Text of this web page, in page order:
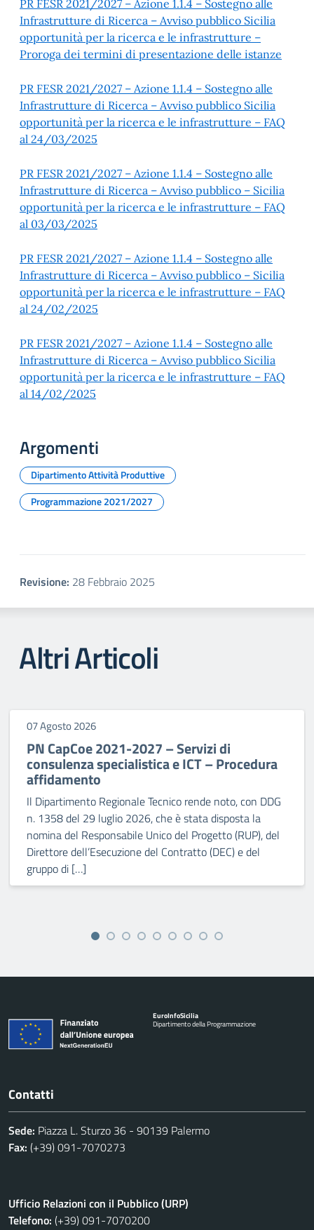
PR FESR 2021/2027 – Azione 1.1.4 – Sostegno alle
Infrastrutture di Ricerca – Avviso pubblico Sicilia
opportunità per la ricerca e le infrastrutture –
Proroga dei termini di presentazione delle istanze
PR FESR 2021/2027 – Azione 1.1.4 – Sostegno alle
Infrastrutture di Ricerca – Avviso pubblico Sicilia
opportunità per la ricerca e le infrastrutture – FAQ
al 24/03/2025
PR FESR 2021/2027 – Azione 1.1.4 – Sostegno alle
Infrastrutture di Ricerca – Avviso pubblico – Sicilia
opportunità per la ricerca e le infrastrutture – FAQ
al 03/03/2025
PR FESR 2021/2027 – Azione 1.1.4 – Sostegno alle
Infrastrutture di Ricerca – Avviso pubblico – Sicilia
opportunità per la ricerca e le infrastrutture – FAQ
al 24/02/2025
PR FESR 2021/2027 – Azione 1.1.4 – Sostegno alle
Infrastrutture di Ricerca – Avviso pubblico Sicilia
opportunità per la ricerca e le infrastrutture – FAQ
al 14/02/2025
Argomenti
Dipartimento Attività Produttive
Programmazione 2021/2027
Revisione: 28 Febbraio 2025
Altri Articoli
07 Agosto 2026
PN CapCoe 2021-2027 – Servizi di
consulenza specialistica e ICT – Procedura
affidamento
Il Dipartimento Regionale Tecnico rende noto, con DDG
n. 1358 del 29 luglio 2026, che è stata disposta la
nomina del Responsabile Unico del Progetto (RUP), del
Direttore dell’Esecuzione del Contratto (DEC) e del
gruppo di […]
EuroInfoSicilia
Dipartimento della Programmazione
Contatti
Sede: Piazza L. Sturzo 36 - 90139 Palermo
Fax: (+39) 091-7070273
Ufficio Relazioni con il Pubblico (URP)
Telefono: (+39) 091-7070200